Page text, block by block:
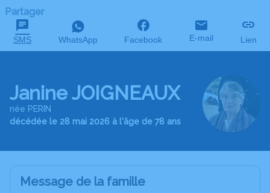
Partager
SMS WhatsApp Facebook E-mail Lien
Janine JOIGNEAUX
née PERIN
décédée le 28 mai 2026 à l'âge de 78 ans
Message de la famille